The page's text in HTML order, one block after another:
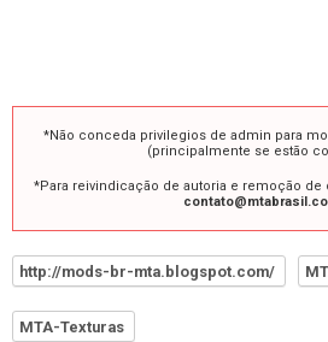
*Não conceda privilegios de admin para
(principalmente se estão
*Para reivindicação de autoria e remoção
http://mods-br-mta.blogspot.com/
MTA-Texturas